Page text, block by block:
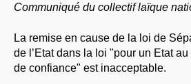
À PROPOS
LIBRES OPINIONS
* [ connexion Adhérents ].
Communiqué du collectif laïque
La remise en cause de la loi de
de l’Etat dans la loi "pour un Etat
de confiance" est inacceptable.